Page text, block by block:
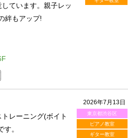
ています。親子レッ
絆もアップ!
2026年7月13日
東京都渋谷区
ピアノ教室
ギター教室
レーニング(ボイト
。